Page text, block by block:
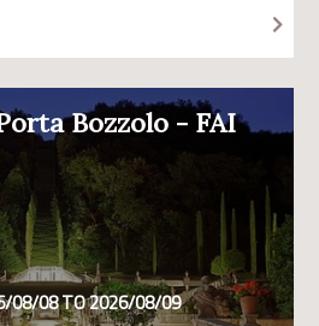
Bozzolo - FAI
08/08 TO 2026/08/09